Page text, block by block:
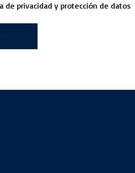
de privacidad y protección de datos